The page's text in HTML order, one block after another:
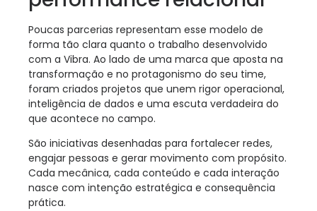
Poucas parcerias representam esse modelo de
forma tão clara quanto o trabalho desenvolvido
com a Vibra. Ao lado de uma marca que aposta na
transformação e no protagonismo do seu time,
foram criados projetos que unem rigor operacional,
inteligência de dados e uma escuta verdadeira do
que acontece no campo.
São iniciativas desenhadas para fortalecer redes,
engajar pessoas e gerar movimento com propósito.
Cada mecânica, cada conteúdo e cada interação
nasce com intenção estratégica e consequência
prática.